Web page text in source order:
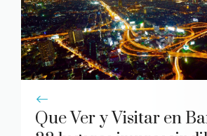
Que Ver y Visitar en